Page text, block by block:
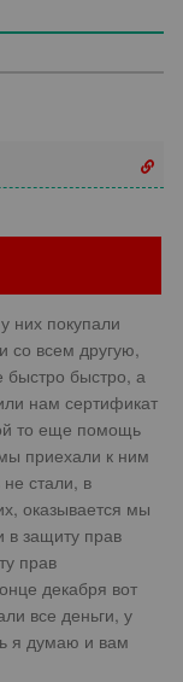
них покупали
со всем другую,
быстро быстро, а
нам сертификат
то еще помощь
приехали к ним
не стали, в
оказывается мы
в защиту прав
прав
декабря вот
все деньги, у
я думаю и вам